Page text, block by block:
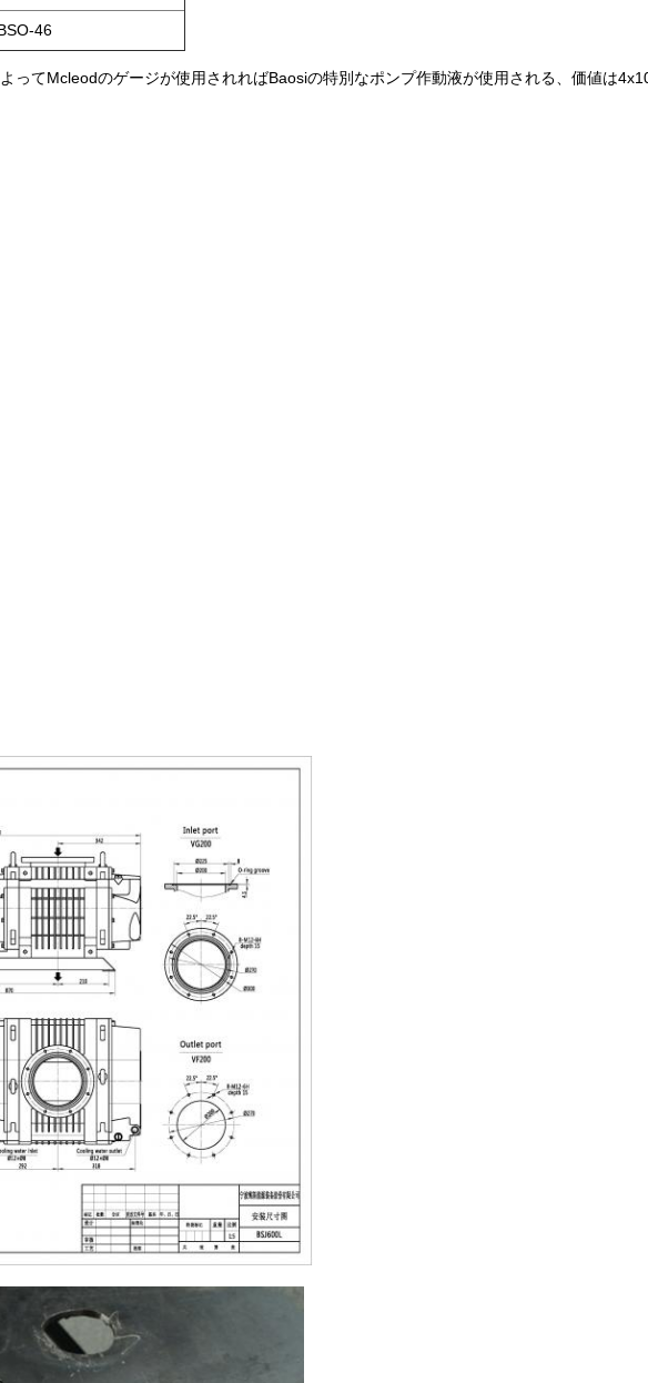
46
てMcleodのゲージが使用されればBaosiの特別なポンプ作動液が使用される、価値は